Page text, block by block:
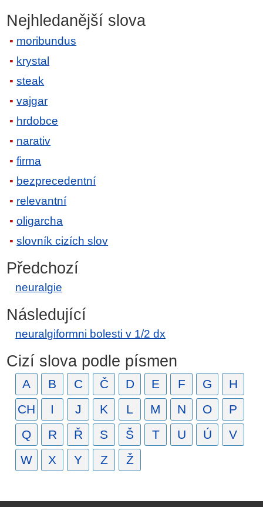
Nejhledanější slova
moribundus
krystal
steak
vajgar
hrdobce
narativ
firma
bezprecedentní
relevantní
oligarcha
slovník cizích slov
Předchozí
neuralgie
Následující
neuralgiformni bolesti v 1/2 dx
Cizí slova podle písmen
A B C Č D E F G
H
CH
I J K L M N O
P
Q
R Ř S Š T U Ú
V
W
X Y Z Ž